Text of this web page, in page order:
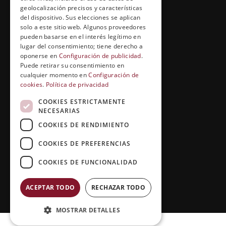
Entrevistas profesionales
EL RINCÓN DEL ALUMNO
Conócenos
Preguntas y respuestas
Clases virtuales
Copyright © 2026 |Grupo Esneca TV
geolocalización precisos y características
del dispositivo. Sus elecciones se aplican
solo a este sitio web. Algunos proveedores
pueden basarse en el interés legítimo en
lugar del consentimiento; tiene derecho a
oponerse en Configuración de publicidad.
Puede retirar su consentimiento en
cualquier momento enConfiguración de
cookies. Política de privacidad
COOKIES ESTRICTAMENTE
NECESARIAS
COOKIES DE RENDIMIENTO
COOKIES DE PREFERENCIAS
COOKIES DE FUNCIONALIDAD
ACEPTAR TODO RECHAZAR TODO
MOSTRAR DETALLES